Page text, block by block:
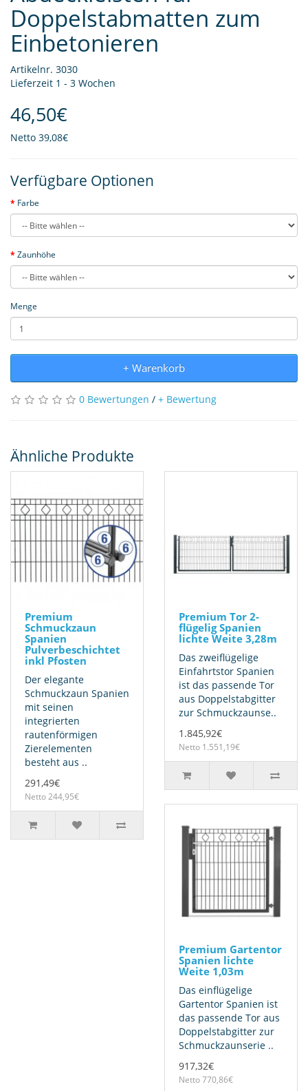
Doppelstabmatten zum
Einbetonieren
Artikelnr. 3030
Lieferzeit 1 - 3 Wochen
46,50€
Netto 39,08€
Verfügbare Optionen
Farbe
Zaunhöhe
Menge
+ Warenkorb
0 Bewertungen / + Bewertung
Ähnliche Produkte
Premium
Schmuckzaun
Spanien
Pulverbeschichtet
inkl Pfosten
Der elegante
Schmuckzaun Spanien
mit seinen
integrierten
rautenförmigen
Zierelementen
besteht aus ..
291,49€
Netto 244,95€
Premium Tor 2-
flügelig Spanien
lichte Weite 3,28m
Das zweiflügelige
Einfahrtstor Spanien
ist das passende Tor
aus Doppelstabgitter
zur Schmuckzaunse..
1.845,92€
Netto 1.551,19€
Premium Gartentor
Spanien lichte
Weite 1,03m
Das einflügelige
Gartentor Spanien ist
das passende Tor aus
Doppelstabgitter zur
Schmuckzaunserie ..
917,32€
Netto 770,86€